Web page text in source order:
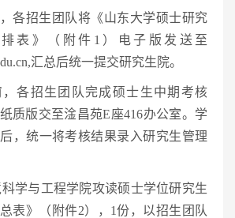
，各招生团队将《山东大学硕士研究
表》（附件1）电子版发送至
汇总后统一提交研究生院。
，各招生团队完成硕士生中期考核
质版交至淦昌苑E座416办公室。学
，统一将考核结果录入研究生管理
科学与工程学院攻读硕士学位研究生
表》（附件2），1份，以招生团队